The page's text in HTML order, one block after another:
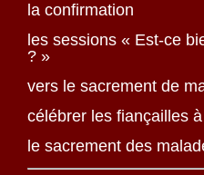
la confirmation
les sessions « Est-ce
? »
vers le sacrement de
célébrer les fiançailles
le sacrement des